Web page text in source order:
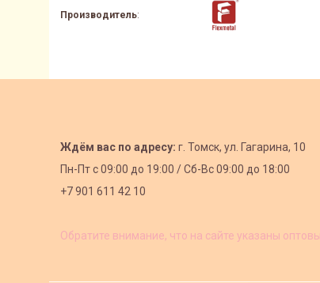
Производитель:
Ждём вас по адресу: г. Томск, ул. Гагарина, 10
Пн-Пт с09:00 до 19:00 /Сб-Вс 09:00 до 18:00
+7 901 611 42 10
Обратите внимание, что на сайте указаны